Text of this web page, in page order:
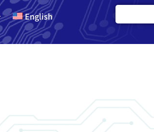
English